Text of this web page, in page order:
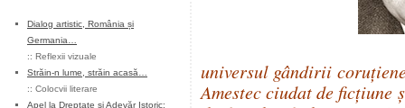
Dialog artistic, România și
Germania…
:: Reflexii vizuale
Străin-n lume, străin acasă…
:: Colocvii literare
Apel la Dreptate și Adevăr Istoric:
universul gândirii
Amestec ciudat de